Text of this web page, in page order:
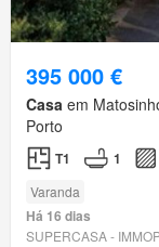
395 000 €
Casa em
Porto
T1 1
Varanda
Há 16 dias
SUPERCASA -